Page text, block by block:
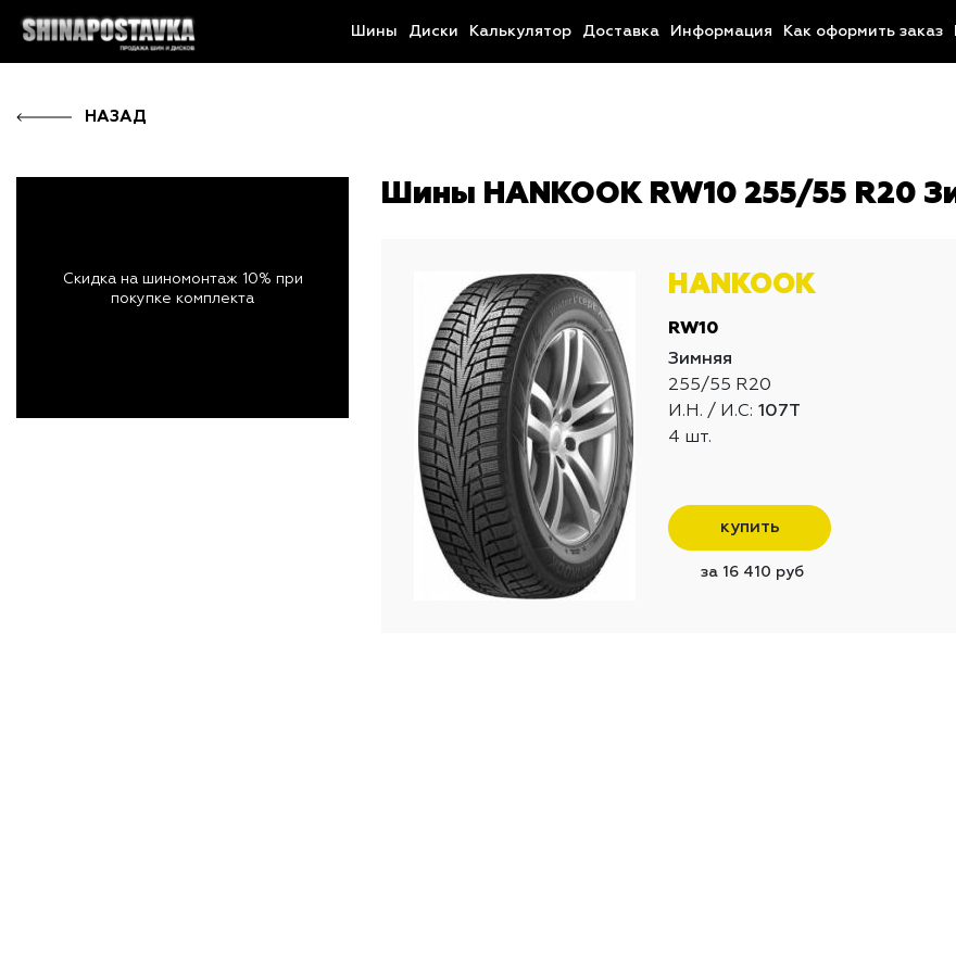
Шины Диски Калькулятор Доставка Информация Как оформить заказ
НАЗАД
Шины HANKOOK RW10 255/55 R20
HANKOOK
RW10
Зимняя
255/55 R20
И.Н. / И.С: 107T
4 шт.
купить
за 16 410 руб
Скидка на шиномонтаж 10% при
покупке комплекта